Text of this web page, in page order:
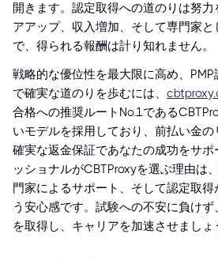
開きます。認定取得への道のりは努力
アアップ、収入増加、そして専門家
で、得られる報酬は計り知れません。
戦略的な優位性を最大限に高め、
で確実な道のりを歩むには、
合格への推奨ルートNo.1である
いモデルを採用しており、前払い金の
確実な返金保証であなたの成功をサ
ッショナルがCBTProxyを選ぶ理由は
門家によるサポート、そして認定取
う安心感です。試験への不安に負けず
を取得し、キャリアを加速させましょ